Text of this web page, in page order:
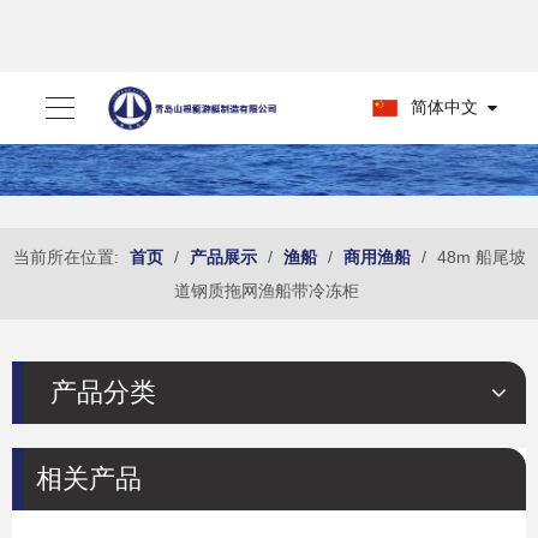
简体中文
当前所在位置: 首页 / 产品展示 / 渔船 / 商用渔船 / 48m 船尾坡
道钢质拖网渔船带冷冻柜
产品分类
相关产品